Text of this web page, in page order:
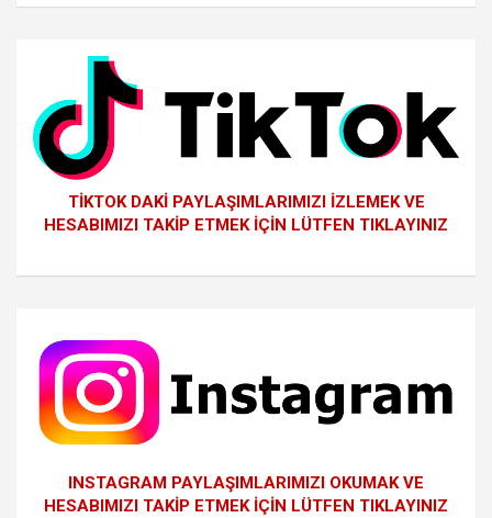
TİKTOK DAKİ PAYLAŞIMLARIMIZI İZLEMEK VE
HESABIMIZI TAKİP ETMEK İÇİN LÜTFEN TIKLAYINIZ
INSTAGRAM PAYLAŞIMLARIMIZI OKUMAK VE
HESABIMIZI TAKİP ETMEK İÇİN LÜTFEN TIKLAYINIZ